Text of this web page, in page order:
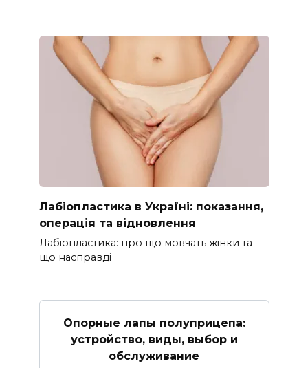
Лабіопластика в Україні: показання,
операція та відновлення
Лабіопластика: про що мовчать жінки та
що насправді
Опорные лапы полуприцепа:
устройство, виды, выбор и
обслуживание